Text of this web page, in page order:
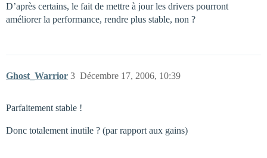
D’après certains, le fait de mettre à jour les drivers pourront
améliorer la performance, rendre plus stable, non ?
Ghost_Warrior Décembre 17, 2006, 10:39
3
Parfaitement stable !
Donc totalement inutile ? (par rapport aux gains)